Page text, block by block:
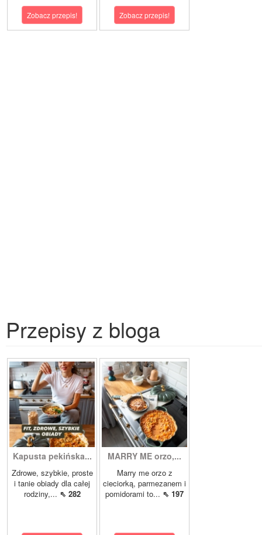
Zobacz przepis! Zobacz przepis!
Przepisy z bloga
Kapusta pekińska...
Zdrowe, szybkie, proste
i tanie obiady dla całej
rodziny,... ⇖ 282
MARRY ME orzo,...
Marry me orzo z
cieciorką, parmezanem i
pomidorami to... ⇖ 197